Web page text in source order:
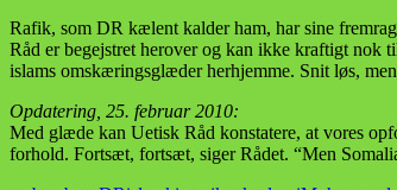
Rafik, som DR kælent kalder ham, har sine
Råd er begejstret herover og kan ikke kraftigt nok
islams omskæringsglæder herhjemme. Snit løs,
Opdatering, 25. februar 2010:
Med glæde kan Uetisk Råd konstatere, at vores
forhold. Fortsæt, fortsæt, siger Rådet. “Men